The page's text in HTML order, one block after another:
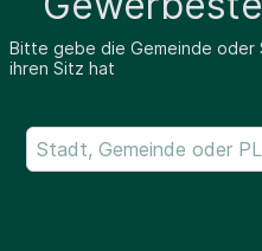
Bitte gebe die Gemeinde oder
ihren Sitz hat